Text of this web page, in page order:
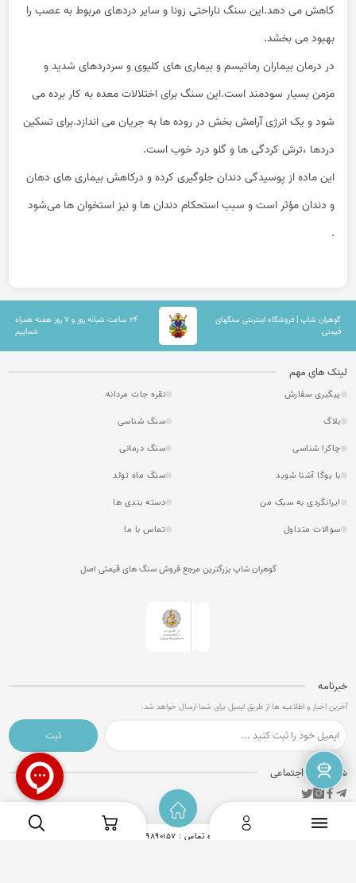
کاهش می دهد.این سنگ ناراحتی زونا و سایر دردهای مربوط به عصب را
بهبود می بخشد.
در درمان بیماران رماتیسم و بیماری های کلیوی و سردردهای شدید و
مزمن بسیار سودمند است.این سنگ برای اختلالات معده به کار برده می
شود و یک انرژی آرامش بخش در روده ها به جریان می اندازد.برای تسکین
دردها ،ترش کردگی ها و گلو درد خوب است.
این ماده از پوسیدگی دندان جلوگیری کرده و درکاهش بیماری های دهان
و دندان مؤثر است و سبب استحکام دندان ها و نیز استخوان ها می‌شود
.
گوهران شاپ | فروشگاه اینترنتی سنگهای
قیمتی
۲۴ ساعت شبانه روز و ۷ روز هفته همراه
شماییم
لینک های مهم
پیگیری سفارش
نقره جات مردانه
بلاگ
سنگ شناسی
چاکرا شناسی
سنگ درمانی
با یوگا آشنا شوید
سنگ ماه تولد
ایرانگردی به سبک من
دسته بندی ها
سوالات متداول
تماس با ما
گوهران شاپ بزرگترین مرجع فروش سنگ های قیمتی اصل
خبرنامه
آخرین اخبار و اطلاعیه ها از طریق ایمیل برای شما ارسال خواهد شد.
ثبت
شبکه های اجتماعی
شماره تماس : 09179890157